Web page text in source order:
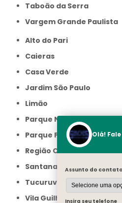
Taboão da Serra
Vargem Grande Paulista
Alto do Pari
Caieras
Casa Verde
Jardim São Paulo
Limão
Parque Novo Mundo
Parque Peruche
Região Central
Santana
Tucuruvi
Vila Guilherme
Olá!
Assunto do contato
Insira seu telefone